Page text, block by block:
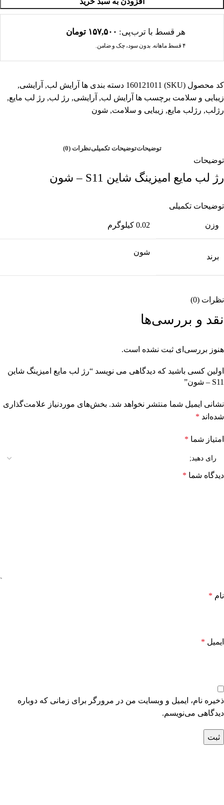
هر قسط با ترب‌پی: ۱۵۷,۵۰۰ تومان
۴ قسط ماهانه. بدون سود، چک و ضامن.
کد محصول (SKU) 160121011 دسته بندی ها آرایش لب, آرایشی,
زیبایی و سلامت برچسب ها آرایش لب, آرایشی, رژ لب, رژ لب مایع,
رژلب, رژلب مایع, زیبایی و سلامت, شون
توضیحاتتوضیحات تکمیلینظرات (0)
توضیحات
رژ لب مایع امیزینگ شاین S11 – شون
توضیحات تکمیلی
وزن 0.02 کیلوگرم
برند
شون
نظرات (0)
نقد و بررسی‌ها
هنوز بررسی‌ای ثبت نشده است.
اولین کسی باشید که دیدگاهی می نویسد “رژ لب مایع امیزینگ شاین
S11 – شون”
نشانی ایمیل شما منتشر نخواهد شد. بخش‌های موردنیاز علامت‌گذاری
شده‌اند *
امتیاز شما *
دیدگاه شما *
نام *
ایمیل *
ذخیره نام، ایمیل و وبسایت من در مرورگر برای زمانی که دوباره
دیدگاهی می‌نویسم.